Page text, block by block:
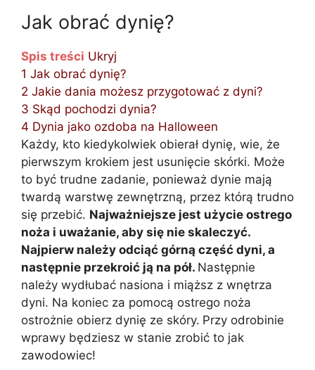
Jak obrać dynię?
Spis treści Ukryj
1 Jak obrać dynię?
2 Jakie dania możesz przygotować z dyni?
3 Skąd pochodzi dynia?
4 Dynia jako ozdoba na Halloween
Każdy, kto kiedykolwiek obierał dynię, wie, że
pierwszym krokiem jest usunięcie skórki. Może
to być trudne zadanie, ponieważ dynie mają
twardą warstwę zewnętrzną, przez którą trudno
się przebić. Najważniejsze jest użycie ostrego
noża i uważanie, aby się nie skaleczyć.
Najpierw należy odciąć górną część dyni, a
następnie przekroić ją na pół. Następnie
należy wydłubać nasiona i miąższ z wnętrza
dyni. Na koniec za pomocą ostrego noża
ostrożnie obierz dynię ze skóry. Przy odrobinie
wprawy będziesz w stanie zrobić to jak
zawodowiec!